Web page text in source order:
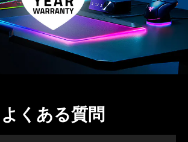
よくある質問